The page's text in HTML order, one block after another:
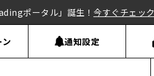
ポータル」誕生！ 今すぐチェック
通知設定